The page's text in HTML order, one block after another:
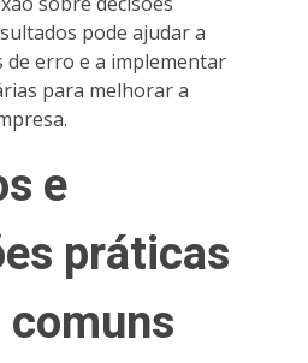
pode ajudar a
de erro e a implementar
para melhorar a
e
práticas